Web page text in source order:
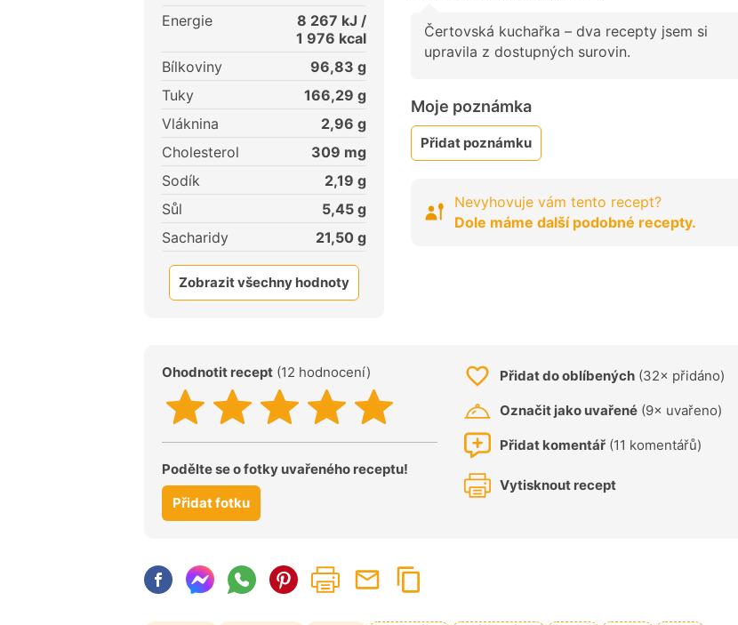
Energie 8 267 kJ /
1 976 kcal
Bílkoviny
96,83 g
Tuky
166,29 g
Vláknina
2,96 g
Cholesterol
309 mg
Sodík
2,19 g
Sůl
5,45 g
Sacharidy
21,50 g
Zobrazit všechny hodnoty
Čertovská kuchařka – dva recepty jsem si
upravila z dostupných surovin.
Moje poznámka
Přidat poznámku
Nevyhovuje vám tento recept?
Dole máme další podobné recepty.
Ohodnotit recept (12 hodnocení)
Podělte se o fotky uvařeného receptu!
Přidat fotku
Přidat do oblíbených (32× přidáno)
Označit jako uvařené (9× uvařeno)
Přidat komentář (11 komentářů)
Vytisknout recept